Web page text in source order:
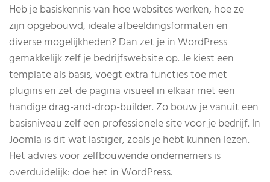
Heb je basiskennis van hoe websites werken, hoe ze
zijn opgebouwd, ideale afbeeldingsformaten en
diverse mogelijkheden? Dan zet je in WordPress
gemakkelijk zelf je bedrijfswebsite op. Je kiest een
template als basis, voegt extra functies toe met
plugins en zet de pagina visueel in elkaar met een
handige drag-and-drop-builder. Zo bouw je vanuit een
basisniveau zelf een professionele site voor je bedrijf. In
Joomla is dit wat lastiger, zoals je hebt kunnen lezen.
Het advies voor zelfbouwende ondernemers is
overduidelijk: doe het in WordPress.